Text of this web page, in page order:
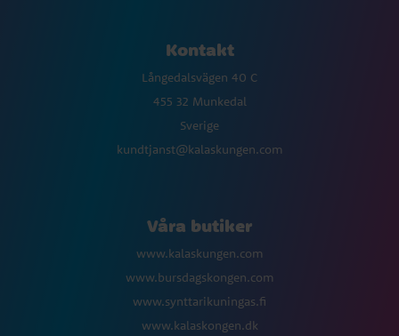
Kontakt
Långedalsvägen 40 C
455 32 Munkedal
Sverige
kundtjanst@kalaskungen.com
Våra butiker
www.kalaskungen.com
www.bursdagskongen.com
www.synttarikuningas.fi
www.kalaskongen.dk